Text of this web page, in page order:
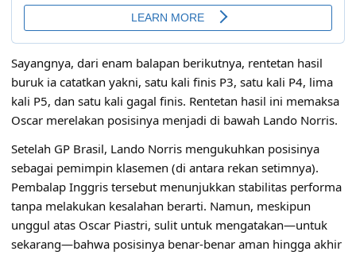
Sayangnya, dari enam balapan berikutnya, rentetan hasil
buruk ia catatkan yakni, satu kali finis P3, satu kali P4, lima
kali P5, dan satu kali gagal finis. Rentetan hasil ini memaksa
Oscar merelakan posisinya menjadi di bawah Lando Norris.
Setelah GP Brasil, Lando Norris mengukuhkan posisinya
sebagai pemimpin klasemen (di antara rekan setimnya).
Pembalap Inggris tersebut menunjukkan stabilitas performa
tanpa melakukan kesalahan berarti. Namun, meskipun
unggul atas Oscar Piastri, sulit untuk mengatakan—untuk
sekarang—bahwa posisinya benar-benar aman hingga akhir